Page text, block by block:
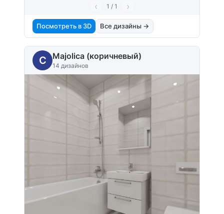
‹ 1 / 1 ›
Посмотреть в 3D Все дизайны →
C Majolica (коричневый)
14 дизайнов